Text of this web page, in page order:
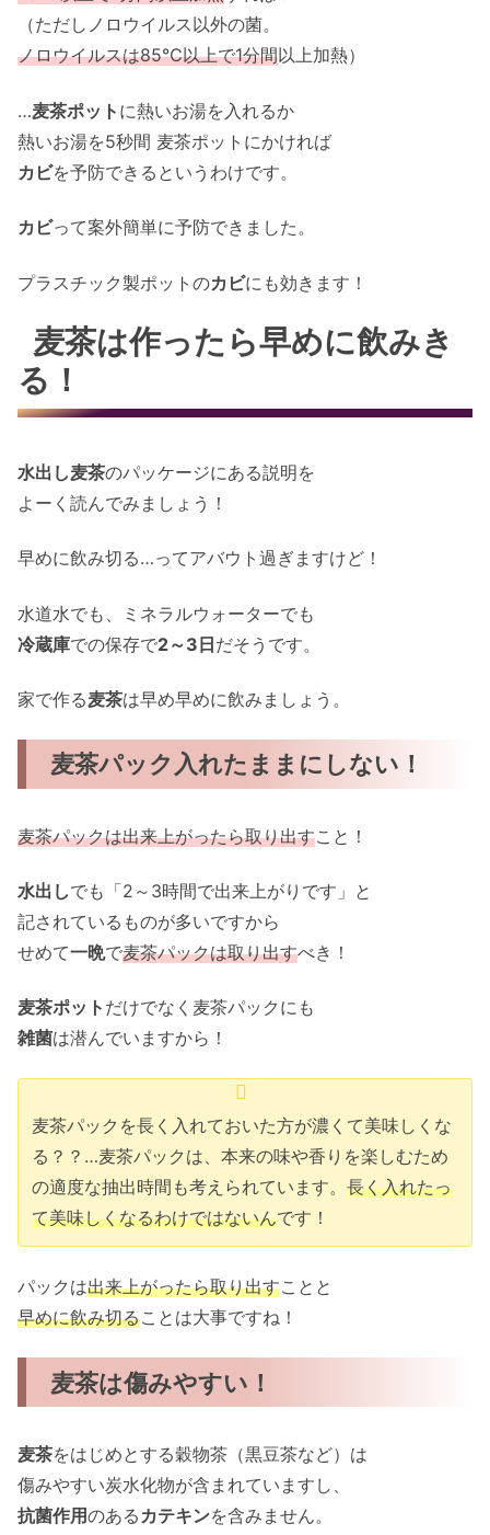
（ただしノロウイルス以外の菌。
ノロウイルスは85℃以上で1分間以上加熱）
…麦茶ポット に熱いお湯を入れるか
熱いお湯を5秒間 麦茶ポットにかければ
カビを予防できるというわけです。
カビって案外簡単に予防できました。
プラスチック製ポットのカビにも効きます！
麦茶は作ったら早めに飲みき
る！
水出し麦茶のパッケージにある説明を
よーく読んでみましょう！
早めに飲み切る…ってアバウト過ぎますけど！
水道水でも、ミネラルウォーターでも
冷蔵庫での保存で2～3日だそうです。
家で作る麦茶は早め早めに飲みましょう。
麦茶パック入れたままにしない！
麦茶パックは出来上がったら取り出すこと！
水出しでも「2～3時間で出来上がりです」と
記されているものが多いですから
せめて一晩で麦茶パックは取り出すべき！
麦茶ポット だけでなく麦茶パックにも
雑菌は潜んでいますから！
麦茶パックを長く入れておいた方が濃くて美味しくな
る？？…麦茶パックは、本来の味や香りを楽しむため
の適度な抽出時間も考えられています。 長く入れたっ
て美味しくなるわけではないんです！
パックは出来上がったら取り出すことと
早めに飲み切ることは大事ですね！
麦茶は傷みやすい！
麦茶をはじめとする穀物茶（黒豆茶など）は
傷みやすい炭水化物が含まれていますし、
抗菌作用のある カテキンを含みません。